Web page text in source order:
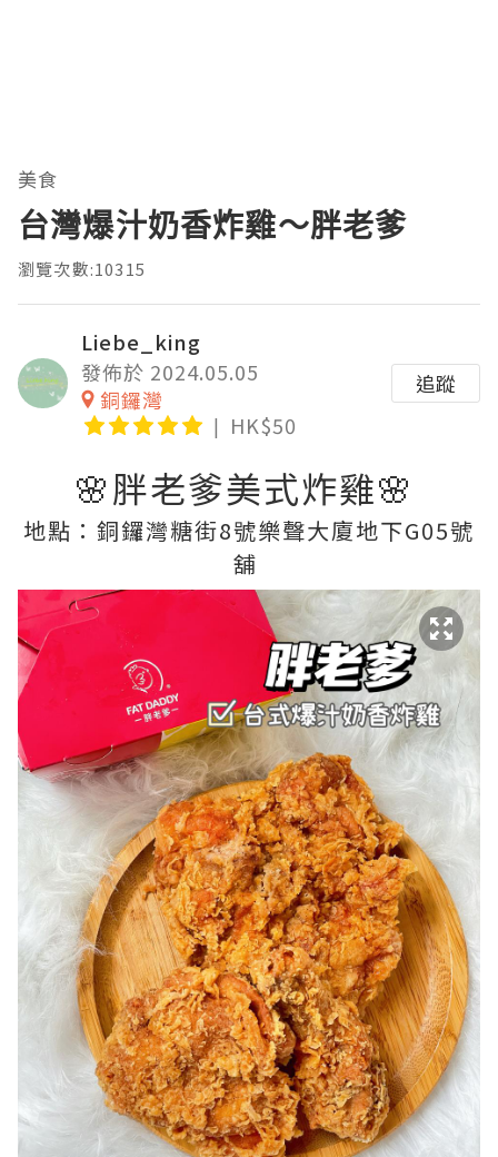
美食
台灣爆汁奶香炸雞～胖老爹
瀏覽次數:10315
Liebe_king
發佈於 2024.05.05
銅鑼灣
HK$50
追蹤
🌸胖老爹美式炸雞🌸
地點：銅鑼灣糖街8號樂聲大廈地下G05號
舖